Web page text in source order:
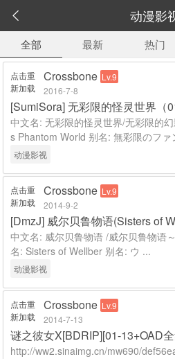
 动漫影
全部
最新 热门
点击重
新加载
Crossbone Lv.9
2016-7-8
[SumiSora] 无彩限的怪灵世界（
中文名: 无彩限的怪灵世界/无彩限的
s Phantom World 别名: 無彩限のファ
动漫影视
点击重
新加载
Crossbone Lv.9
2014-9-2
[DmzJ] 威尔贝鲁物语(Sisters of
中文名: 威尔贝鲁物语 /威尔贝鲁物语
名: Sisters of Wellber 别名: ウ ...
动漫影视
点击重
新加载
Crossbone Lv.9
2014-7-13
谜之彼女X[BDRIP][01-13+OAD
http://ww2.sinaimg.cn/mw690/